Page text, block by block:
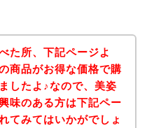
た所、下記ページよ
商品がお得な価格で購
したよ♪なので、美姿
味のある方は下記ペー
てみてはいかがでしょ